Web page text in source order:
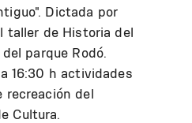
Dictada por
taller de Historia del
parque Rodó.
a 16:30 h actividades
recreación del
Cultura.